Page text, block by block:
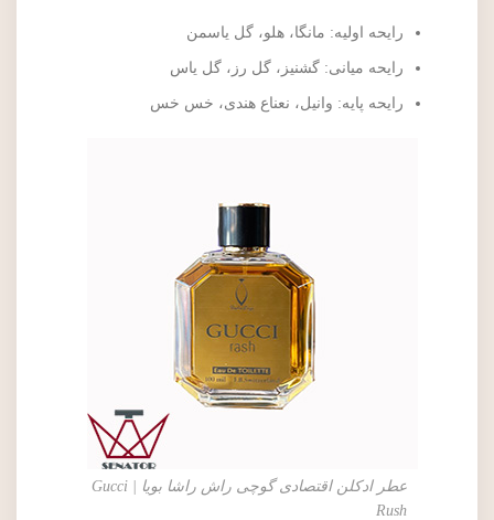
رایحه اولیه: مانگا، هلو، گل یاسمن
رایحه میانی: گشنیز، گل رز، گل یاس
رایحه پایه: وانیل، نعناع هندی، خس خس
عطر ادکلن اقتصادی گوچی راش راشا بویا | Gucci
Rush